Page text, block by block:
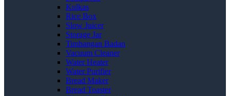
Kulkas
Rice Box
Slow Juicer
Storage Jar
Timbangan Badan
Vacuum Cleaner
Water Heater
Water Purifier
Bread Maker
Bread Toaster